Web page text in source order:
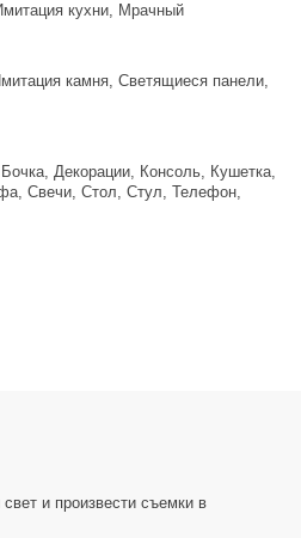
взимается страховой депозит
проверки зала администратором)
будет в Вашем распоряжении на
времени (если она не занята
"Стандарт" – 500 руб./час;
кухни, Мрачный
камня, Светящиеся панели,
Декорации, Консоль, Кушетка,
Свечи, Стол, Стул, Телефон,
и произвести съемки в